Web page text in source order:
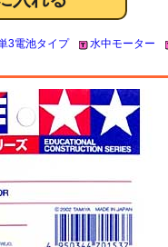
3電池タイプ 水中モーター